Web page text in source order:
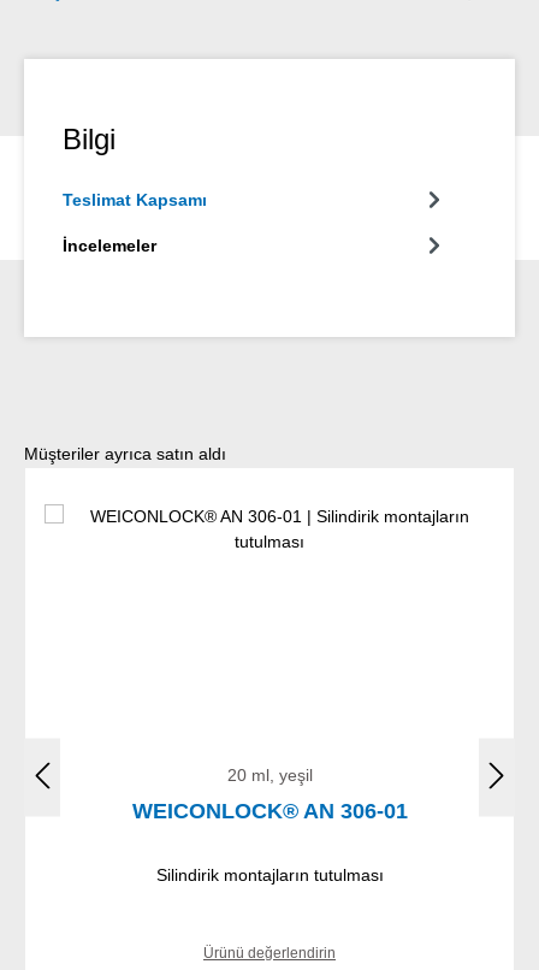
Bilgi
Teslimat Kapsamı
İncelemeler
Ürün galerisini atla
Müşteriler ayrıca satın aldı
20 ml, yeşil
WEICONLOCK® AN 306-01
Silindirik montajların tutulması
Ürünü değerlendirin